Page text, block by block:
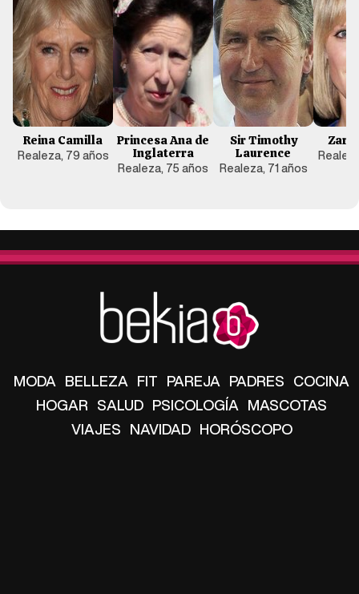
Reina Camilla
Realeza, 79 años
Princesa Ana de
Inglaterra
Realeza, 75 años
Sir Timothy
Laurence
Realeza, 71 años
Zara
MODA BELLEZA FIT PAREJA PADRES COCINA
HOGAR SALUD PSICOLOGÍA MASCOTAS
VIAJES NAVIDAD HORÓSCOPO